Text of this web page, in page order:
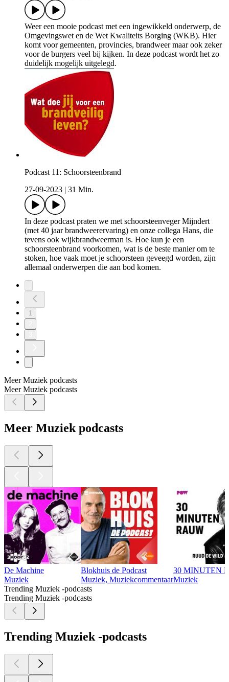
Weer een mooie podcast met een ingewikkeld onderwerp, de
Omgevingswet en de Wet Kwaliteits Borging (WKB). Hier
komt voor gemeenten, provincies, brandweer maar ook zeker
voor de burgers veel bij kijken. In deze podcast wordt het zo
duidelijk mogelijk uitgelegd.
Podcast 11: Schoorsteenbrand
27-09-2023
31 Min.
In deze podcast praten we met schoorsteenveger Mijndert
(met 40 jaar brandweerervaring) en onze collega Hans, die
tevens ook wijkbrandweerman is. Hoe kun je een
schoorsteenbrand voorkomen, wat is de beste manier om te
stoken, hoe vaak moet je schoorsteen geveegd worden, zijn
allemaal onderwerpen die aan bod komen.
1
Meer Muziek podcasts
Meer Muziek podcasts
Meer Muziek podcasts
De Machine
Muziek
Blokhuis de Podcast
Muziek, Muziekcommentaar
30 MINUTEN
Muziek
Trending Muziek -podcasts
Trending Muziek -podcasts
Trending Muziek -podcasts